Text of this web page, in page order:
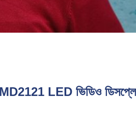
LED ভিডিও ডিসপ্লে